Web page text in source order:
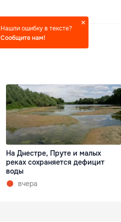
Нашли ошибку в тексте?
Сообщите нам!
На Днестре, Пруте и малых
реках сохраняется дефицит
воды
вчера